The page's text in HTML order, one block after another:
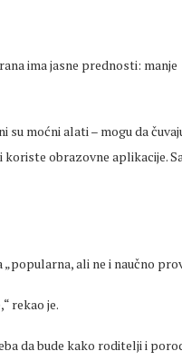
ima jasne prednosti: manje
su moćni alati– mogu da
obrazovne aplikacije.
„popularna, ali ne i naučno
rekao je.
da bude kako roditelji i